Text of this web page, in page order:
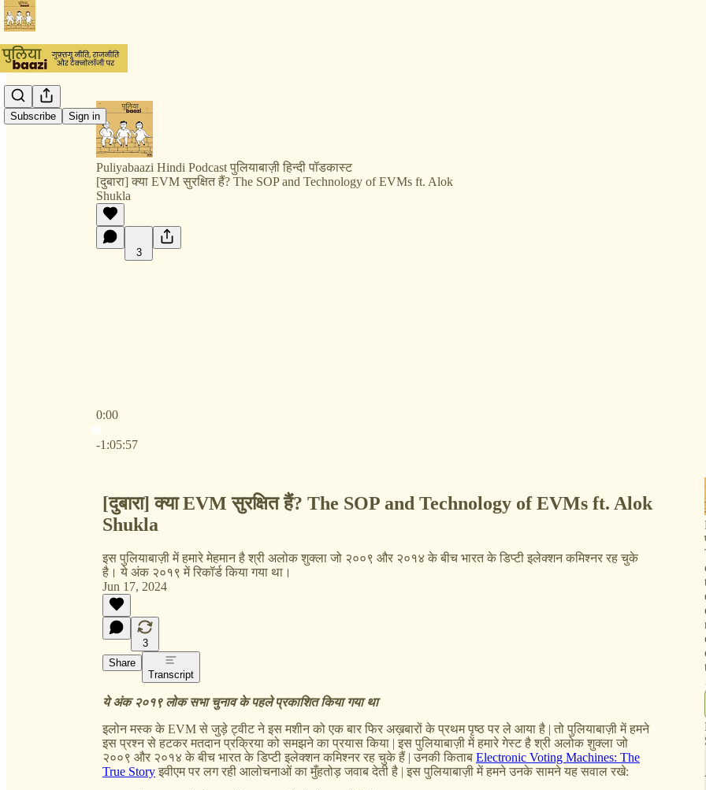
Subscribe Sign in
Puliyabaazi Hindi Podcast पुलियाबाज़ी हिन्दी पॉडकास्ट
[दुबारा] क्या EVM सुरक्षित हैं? The SOP and Technology of EVMs ft. Alok
Shukla
3
0:00
-1:05:57
[दुबारा] क्या EVM सुरक्षित हैं? The SOP and Technology of EVMs ft. Alok
Shukla
इस पुलियाबाज़ी में हमारे मेहमान है श्री अलोक शुक्ला जो २००९ और २०१४ के बीच भारत के डिप्टी इलेक्शन कमिश्नर रह चुके
है। ये अंक २०१९ में रिकॉर्ड किया गया था।
Jun 17, 2024
3
Share
Transcript
ये अंक २०१९ लोक सभा चुनाव के पहले प्रकाशित किया गया था
इलोन मस्क के EVM से जुड़े ट्वीट ने इस मशीन को एक बार फिर अख़बारों के प्रथम पृष्ठ पर ले आया है | तो पुलियाबाज़ी में हमने
इस प्रश्न से हटकर मतदान प्रक्रिया को समझने का प्रयास किया | इस पुलियाबाज़ी में हमारे गेस्ट है श्री अलोक शुक्ला जो
२००९ और २०१४ के बीच भारत के डिप्टी इलेक्शन कमिश्नर रह चुके हैं | उनकी किताब Electronic Voting Machines: The
True Story इवीएम पर लग रही आलोचनाओं का मुँहतोड़ जवाब देती है | इस पुलियाबाज़ी में हमने उनके सामने यह सवाल रखे: